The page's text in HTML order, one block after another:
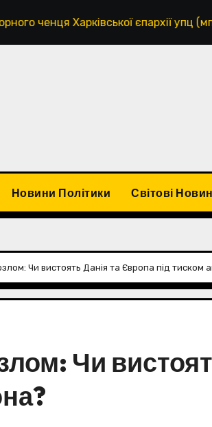
єпархії упц (мп)
Новини Політики Світові
Чи вистоять Данія та Європа під тиском
Чи